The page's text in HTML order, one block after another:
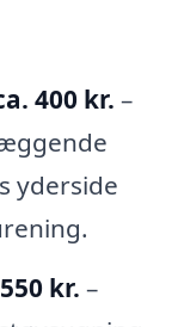
400 kr. –
yderside
kr. –